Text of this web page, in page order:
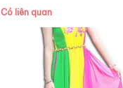
Có liên quan